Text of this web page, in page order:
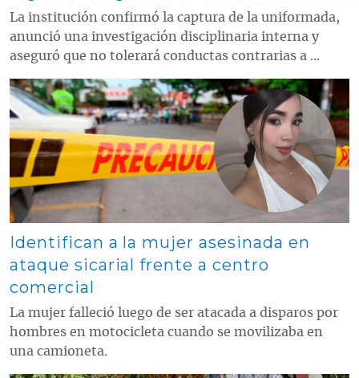
La institución confirmó la captura de la uniformada,
anunció una investigación disciplinaria interna y
aseguró que no tolerará conductas contrarias a ...
Contenido multimedia principal
Identifican a la mujer asesinada en
ataque sicarial frente a centro
comercial
La mujer falleció luego de ser atacada a disparos por
hombres en motocicleta cuando se movilizaba en
una camioneta.